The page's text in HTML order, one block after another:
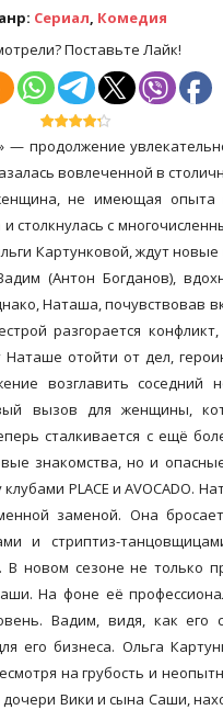
Сериал, Комедия
Поставьте Лайк!
— продолжение
вовлеченной в
не имеющая опыта
столкнулась с
Картунковой, ждут
(Антон Богданов),
Наташа, почувствовав
разгорается
отойти от дел,
возглавить соседний
вызов для женщины,
сталкивается с ещё
знакомства, но и
PLACE и AVOCADO.
заменой. Она
и стриптиз-
новом сезоне не только
На фоне её
Вадим, видя, как его
его бизнеса. Ольга
на грубость и
Вики и сына Саши,